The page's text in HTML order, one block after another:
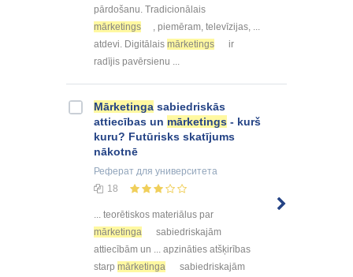
pārdošanu. Tradicionālais
mārketings
, piemēram, televīzijas, ...
atdevi. Digitālais mārketings
ir
radījis pavērsienu ...
Mārketinga sabiedriskās
attiecības un mārketings - kurš
kuru? Futūrisks skatījums
nākotnē
Реферат для университета
18
... teorētiskos materiālus par
mārketinga
sabiedriskajām
attiecībām un ... apzināties atšķirības
starp mārketinga
sabiedriskajām